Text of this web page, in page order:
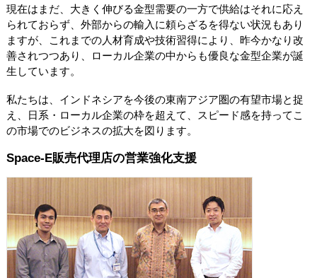
現在はまだ、大きく伸びる金型需要の一方で供給はそれに応え
られておらず、外部からの輸入に頼らざるを得ない状況もあり
ますが、これまでの人材育成や技術習得により、昨今かなり改
善されつつあり、ローカル企業の中からも優良な金型企業が誕
生しています。
私たちは、インドネシアを今後の東南アジア圏の有望市場と捉
え、日系・ローカル企業の枠を超えて、スピード感を持ってこ
の市場でのビジネスの拡大を図ります。
Space-E販売代理店の営業強化支援